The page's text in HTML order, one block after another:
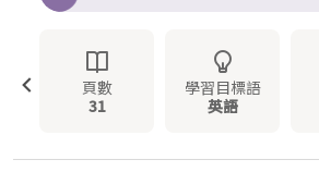
頁數
31
學習目標語
英語